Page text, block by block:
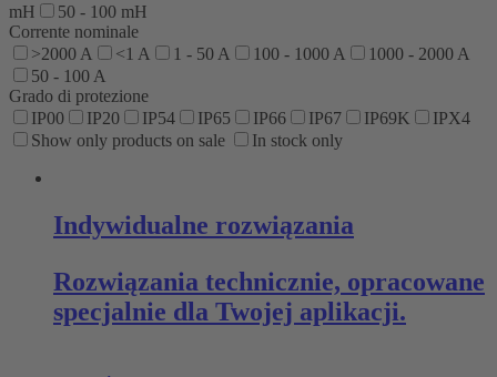
mH
50 - 100 mH
Corrente nominale
>2000 A
<1 A 1 - 50 A 100 - 1000 A
1000 - 2000 A
50 - 100 A
Grado di protezione
IP00
IP20 IP54 IP65 IP66 IP67 IP69K
IPX4
Show only products on sale
In stock only
Indywidualne rozwiązania
Rozwiązania technicznie, opracowane
specjalnie dla Twojej aplikacji.